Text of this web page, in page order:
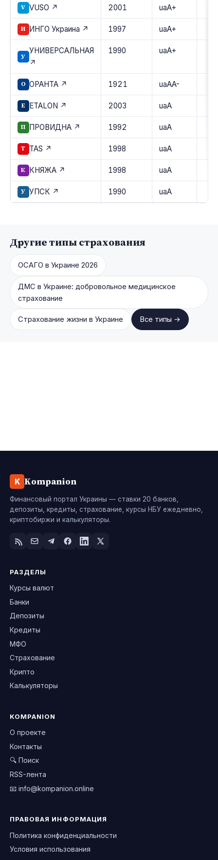
V VUSO ↗ 2001 uaA+
И ИНГО Украина ↗ 1997 uaA+
У
УНИВЕРСАЛЬНАЯ
↗
1990 uaA+
О ОРАНТА ↗ 1921 uaAA-
E ETALON ↗ 2003 uaA
П ПРОВИДНА ↗ 1992 uaA
T TAS ↗ 1998 uaA
К КНЯЖА ↗ 1998 uaA
У УПСК ↗ 1990 uaA
Другие типы страхования
ОСАГО в Украине 2026
ДМС в Украине: добровольное медицинское
страхование
Страхование жизни в Украине Все типы →
K Kompanion
Финансовый портал Украины — ставки 20 банков,
депозиты, кредиты, страхование, курсы НБУ ежедневно,
криптобиржи и калькуляторы.
РАЗДЕЛЫ
Курсы валют
Банки
Депозиты
Кредиты
МФО
Страхование
Крипто
Калькуляторы
KOMPANION
О проекте
Контакты
🔍 Поиск
RSS-лента
📧 info@kompanion.online
ПРАВОВАЯ ИНФОРМАЦИЯ
Политика конфиденциальности
Условия использования